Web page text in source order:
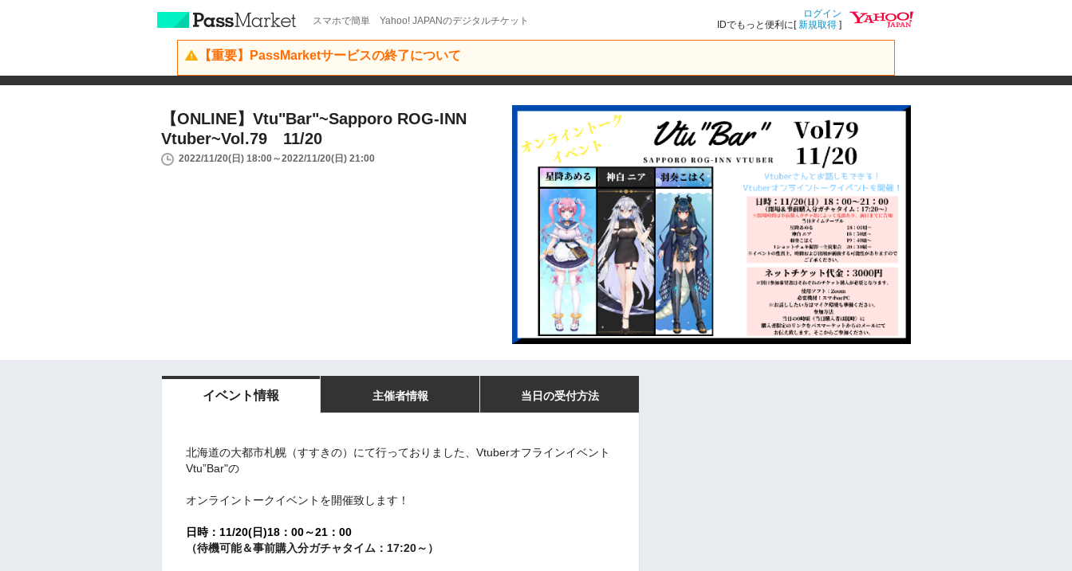
スマホで簡単 Yahoo! JAPANのデジタルチケット
ログイン
IDでもっと便利に[新規取得 ]
【重要】PassMarketサービスの終了について
【ONLINE】Vtu"Bar"~Sapporo ROG-INN
Vtuber~Vol.79 11/20
2022/11/20(日) 18:00～2022/11/20(日) 21:00
イベント情報 主催者情報 当日の受付方法
北海道の大都市札幌（すすきの）にて行っておりました、Vtuberオフラインイベント
Vtu”Bar"の
オンライントークイベントを開催致します！
日時：11/20(日)18：00～21：00
（待機可能＆事前購入分ガチャタイム：17:20～）